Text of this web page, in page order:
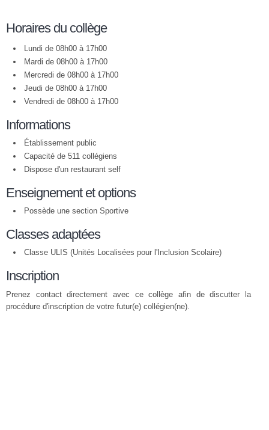
Horaires du collège
Lundi de 08h00 à 17h00
Mardi de 08h00 à 17h00
Mercredi de 08h00 à 17h00
Jeudi de 08h00 à 17h00
Vendredi de 08h00 à 17h00
Informations
Établissement public
Capacité de 511 collégiens
Dispose d'un restaurant self
Enseignement et options
Possède une section Sportive
Classes adaptées
Classe ULIS (Unités Localisées pour l'Inclusion Scolaire)
Inscription
Prenez contact directement avec ce collège afin de discutter la
procédure d'inscription de votre futur(e) collégien(ne).